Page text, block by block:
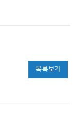
목록보기